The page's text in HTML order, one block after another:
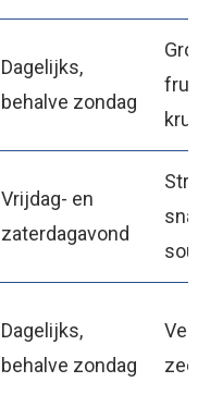
Dagelijks,
behalve zondag
fruit,
Vrijdag- en
zaterdagavond
Dagelijks,
behalve zondag